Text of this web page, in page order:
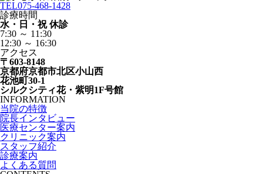
TEL075-468-1428
診療時間
水・日・祝 休診
7:30 ～ 11:30
12:30 ～ 16:30
アクセス
〒603-8148
京都府京都市北区小山西
花池町30-1
シルクシティ花・紫明1F号館
INFORMATION
当院の特徴
院長インタビュー
医療センター案内
クリニック案内
スタッフ紹介
診療案内
よくある質問